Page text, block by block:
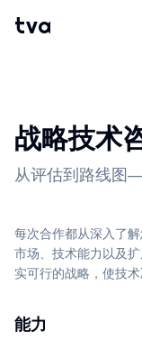
tva
战略技术
从评估到路线图
每次合作都从深入了
市场、技术能力以及
实可行的战略，使技
能力